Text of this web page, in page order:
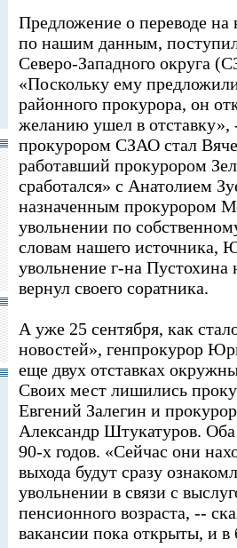
Предложение о переводе
по нашим данным,
Северо-Западного округа
«Поскольку ему
районного прокурора, он
желанию ушел в отставку»,
прокурором СЗАО стал
работавший прокурором
сработался» с Анатолием
назначенным прокурором
увольнении по
словам нашего источника,
увольнение г-на
вернул своего соратника.
А уже 25 сентября, как
новостей», генпрокурор
еще двух отставках
Своих мест лишились
Евгений Залегин и
Александр Штукатуров.
90-х годов. «Сейчас они
выхода будут сразу
увольнении в связи с
пенсионного возраста, --
вакансии пока открыты, и